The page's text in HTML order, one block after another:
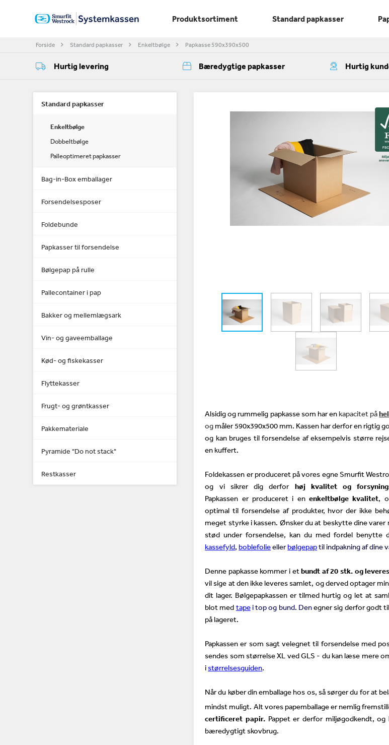
Produktsortiment Standard papkasser
Forside Standard papkasser Enkeltbølge Papkasse 590x390x500
Hurtig levering Bæredygtige papkasser Hurtig
Standard papkasser
Enkeltbølge
Dobbeltbølge
Palleoptimeret papkasser
Bag-in-Box emballager
Forsendelsesposer
Foldebunde
Papkasser til forsendelse
Bølgepap på rulle
Pallecontainer i pap
Bakker og mellemlægsark
Vin- og gaveemballage
Kød- og fiskekasser
Flyttekasser
Frugt- og grøntkasser
Pakkemateriale
Pyramide "Do not stack"
Restkasser
Alsidig og rummelig papkasse som har en kapacitet på
og måler 590x390x500 mm. Kassen har derfor en rigtig
og kan bruges til forsendelse af eksempelvis større
en kuffert.
Foldekassen er produceret på vores egne Smurfit
og vi sikrer dig derfor høj kvalitet og
Papkassen er produceret i enenkeltbølge kvalitet,
optimal til forsendelse af produkter, hvor der ikke
meget styrke i kassen. Ønsker du at beskytte dine varer
stød under forsendelse, kan du med fordel benytte
kassefyld, boblefolieellerbølgepaptil indpakning af dine
Denne papkasse kommer i etbundt af 20 stk. og
vil sige at den ikke leveres samlet, og derved optager
dit lager. Bølgepapkassen er tilmed hurtig og let at
blot med tapei top og bund. Denegner sig derfor godt
på lageret.
Papkassen er som sagt velegnet til forsendelse med
sendes som størrelse XL ved GLS - du kan læse mere
istørrelsesguiden.
Når du køber din emballage hos os, så sørger du for at
mindst muligt. Alt vores papemballage er nemlig
certificeret papir. Pappet er derfor miljøgodkendt, og
bæredygtigt skovbrug.